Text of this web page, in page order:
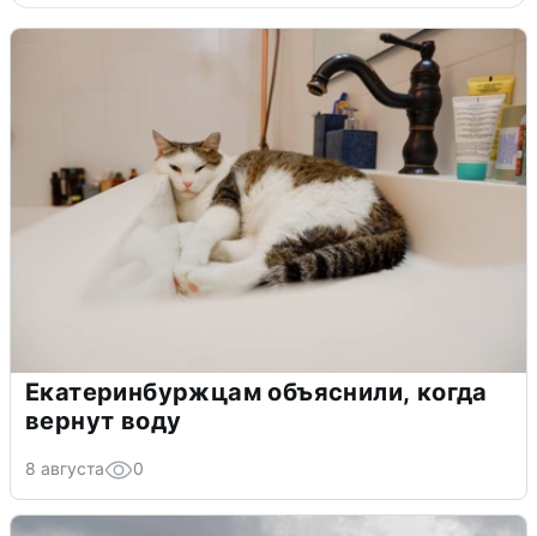
Екатеринбуржцам объяснили, когда
вернут воду
8 августа 0